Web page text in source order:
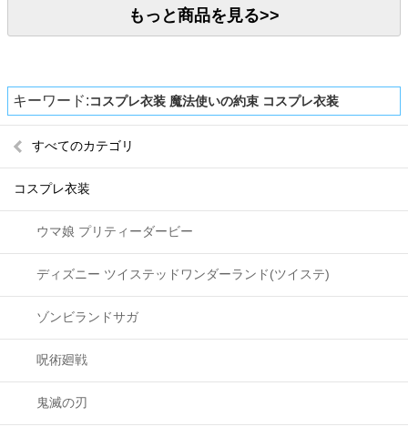
もっと商品を見る>>
キーワード:コスプレ衣装 魔法使いの約束 コスプレ衣装
すべてのカテゴリ
コスプレ衣装
ウマ娘 プリティーダービー
ディズニー ツイステッドワンダーランド(ツイステ)
ゾンビランドサガ
呪術廻戦
鬼滅の刃